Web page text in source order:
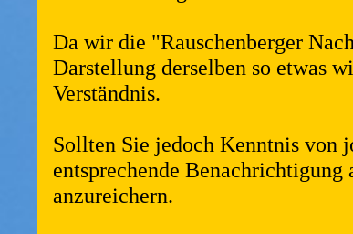
Da wir die "Rauschenberger
Darstellung derselben so etwas
Verständnis.
Sollten Sie jedoch Kenntnis von
entsprechende Benachrichtigung
anzureichern.